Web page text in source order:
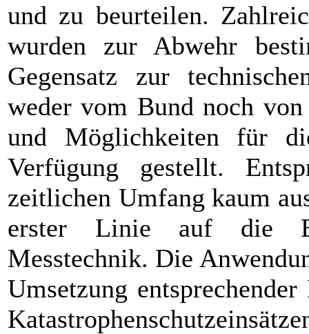
und zu beurteilen.
wurden zur Abwehr
Gegensatz zur
weder vom Bund noch
und Möglichkeiten für
Verfügung gestellt.
zeitlichen Umfang kaum
erster Linie auf die
Messtechnik. Die
Umsetzung